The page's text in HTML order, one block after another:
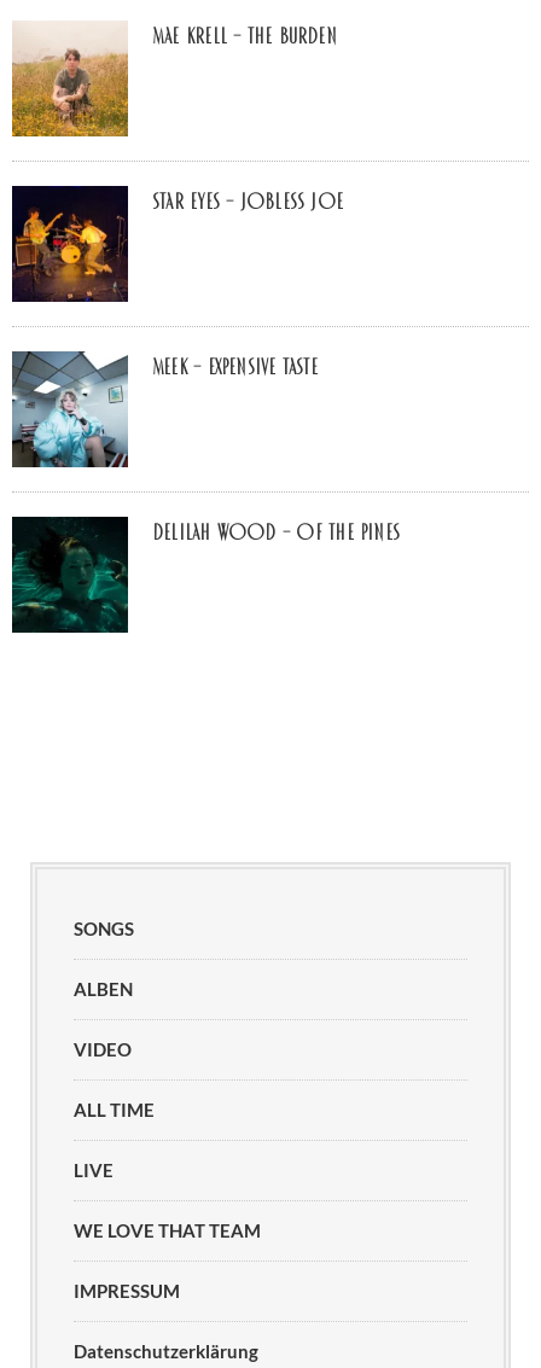
Mae Krell – the burden
Star Eyes – Jobless Joe
MEEK – Expensive Taste
Delilah Wood – of the pines
SONGS
ALBEN
VIDEO
ALL TIME
LIVE
WE LOVE THAT TEAM
IMPRESSUM
Datenschutzerklärung